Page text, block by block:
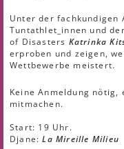
Unter der fachkundigen
Tuntathlet_innen und
of Disasters Katrinka
erproben und zeigen,
Wettbewerbe meistert.
Keine Anmeldung nötig,
mitmachen.
Start: 19 Uhr.
Djane:La Mireille Milieu